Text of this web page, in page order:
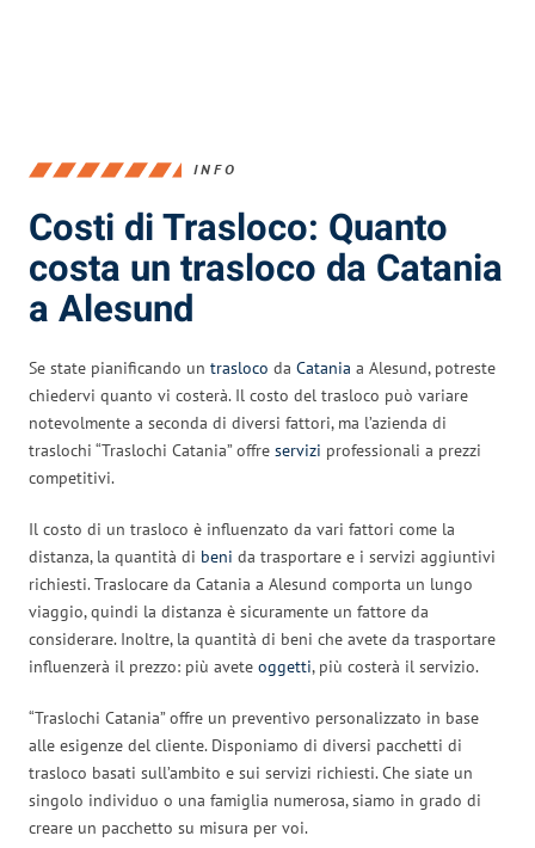
INFO
Costi di Trasloco: Quanto
costa un trasloco da Catania
a Alesund
Se state pianificando un trasloco da Catania a Alesund, potreste
chiedervi quanto vi costerà. Il costo del trasloco può variare
notevolmente a seconda di diversi fattori, ma l’azienda di
traslochi “Traslochi Catania” offre servizi professionali a prezzi
competitivi.
Il costo di un trasloco è influenzato da vari fattori come la
distanza, la quantità di beni da trasportare e i servizi aggiuntivi
richiesti. Traslocare da Catania a Alesund comporta un lungo
viaggio, quindi la distanza è sicuramente un fattore da
considerare. Inoltre, la quantità di beni che avete da trasportare
influenzerà il prezzo: più avete oggetti, più costerà il servizio.
“Traslochi Catania” offre un preventivo personalizzato in base
alle esigenze del cliente. Disponiamo di diversi pacchetti di
trasloco basati sull’ambito e sui servizi richiesti. Che siate un
singolo individuo o una famiglia numerosa, siamo in grado di
creare un pacchetto su misura per voi.